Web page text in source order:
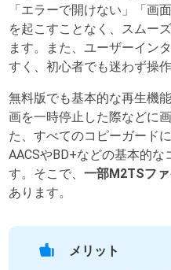
「エラーで開けない」「画
を起こすことなく、スムー
ます。また、ユーザーイン
すく、初心者でも迷わず操作
無料版でも基本的な再生機
画を一時停止した際などに
た、すべてのコピーガード
AACSやBD+などの基本的
す。そこで、一部M2TSフ
あります。
メリット